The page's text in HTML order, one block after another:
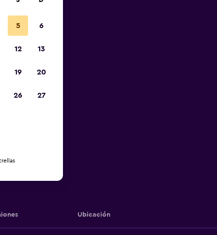
Ubicación
5 6
12 13
19 20
26 27